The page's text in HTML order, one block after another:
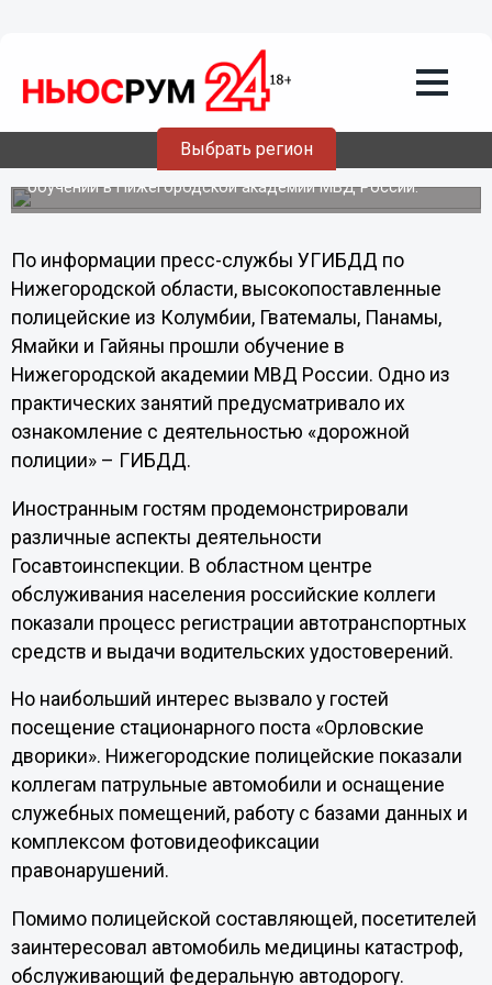
Выбрать регион
Полицейские из Латинской Америки
побывали на нижегородском посту
Посещение поста «Орловские дворики» - часть
практических занятий иностранных полисменов при
обучении в Нижегородской академии МВД России.
По информации пресс-службы УГИБДД по
Нижегородской области, высокопоставленные
полицейские из Колумбии, Гватемалы, Панамы,
Ямайки и Гайяны прошли обучение в
Нижегородской академии МВД России. Одно из
практических занятий предусматривало их
ознакомление с деятельностью «дорожной
полиции» – ГИБДД.
Иностранным гостям продемонстрировали
различные аспекты деятельности
Госавтоинспекции. В областном центре
обслуживания населения российские коллеги
показали процесс регистрации автотранспортных
средств и выдачи водительских удостоверений.
Но наибольший интерес вызвало у гостей
посещение стационарного поста «Орловские
дворики». Нижегородские полицейские показали
коллегам патрульные автомобили и оснащение
служебных помещений, работу с базами данных и
комплексом фотовидеофиксации
правонарушений.
Помимо полицейской составляющей, посетителей
заинтересовал автомобиль медицины катастроф,
обслуживающий федеральную автодорогу.